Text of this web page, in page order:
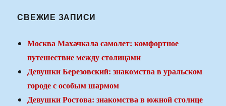
СВЕЖИЕ ЗАПИСИ
Москва Махачкала самолет: комфортное
путешествие между столицами
Девушки Березовский: знакомства в уральском
городе с особым шармом
Девушки Ростова: знакомства в южной столице